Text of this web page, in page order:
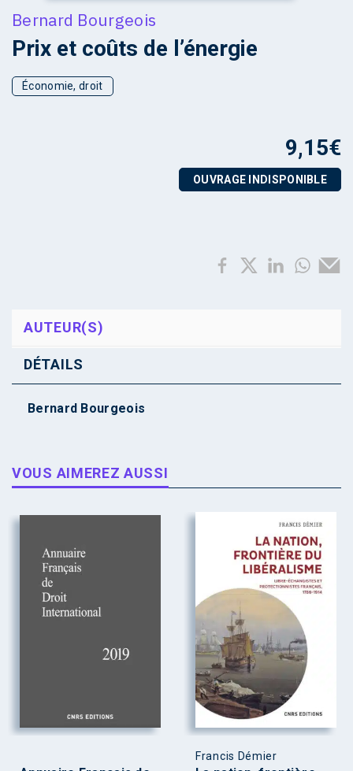
Bernard Bourgeois
Prix et coûts de l’énergie
Économie, droit
9,15€
OUVRAGE INDISPONIBLE
AUTEUR(S)
DÉTAILS
Bernard Bourgeois
VOUS AIMEREZ AUSSI
Francis Démier